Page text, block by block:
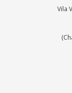
Vila